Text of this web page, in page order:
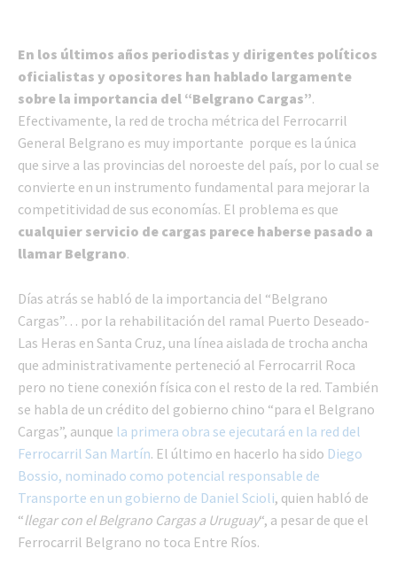
En los últimos años periodistas y dirigentes políticos
oficialistas y opositores han hablado largamente
sobre la importancia del “Belgrano Cargas”.
Efectivamente, la red de trocha métrica del Ferrocarril
General Belgrano es muy importante porque es la única
que sirve a las provincias del noroeste del país, por lo cual se
convierte en un instrumento fundamental para mejorar la
competitividad de sus economías. El problema es que
cualquier servicio de cargas parece haberse pasado a
llamar Belgrano.
Días atrás se habló de la importancia del “Belgrano
Cargas”… por la rehabilitación del ramal Puerto Deseado-
Las Heras en Santa Cruz, una línea aislada de trocha ancha
que administrativamente perteneció al Ferrocarril Roca
pero no tiene conexión física con el resto de la red. También
se habla de un crédito del gobierno chino “para el Belgrano
Cargas”, aunque la primera obra se ejecutará en la red del
Ferrocarril San Martín. El último en hacerlo ha sido Diego
Bossio, nominado como potencial responsable de
Transporte en un gobierno de Daniel Scioli, quien habló de
“llegar con el Belgrano Cargas a Uruguay“, a pesar de que el
Ferrocarril Belgrano no toca Entre Ríos.